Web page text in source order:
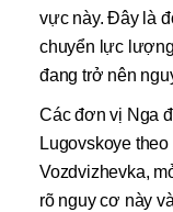
vực này. Đây là
chuyển lực
đang trở nên
Các đơn vị Nga
Lugovskoye
Vozdvizhevka,
rõ nguy cơ này